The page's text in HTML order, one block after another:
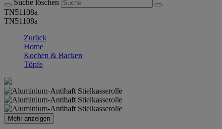
Suche löschen
TN51108a
TN51108a
Zurück
Home
Kochen & Backen
Töpfe
Mehr anzeigen